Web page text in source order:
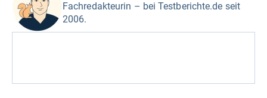
Fachredakteurin – bei Testberichte.de seit
2006.